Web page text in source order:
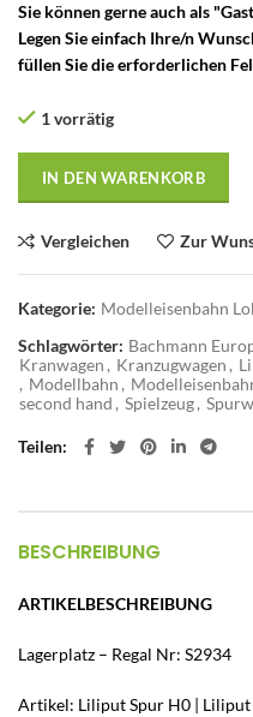
Sie können gerne auch als
Legen Sie einfach Ihre/n
füllen Sie die erforderlichen
1 vorrätig
IN DEN WARENKORB
Vergleichen Zur
Kategorie: Modelleisenbahn
Schlagwörter: Bachmann
Kranwagen , Kranzugwagen ,
, Modellbahn ,
second hand , Spielzeug,
Teilen
BESCHREIBUNG
ARTIKELBESCHREIBUNG
Lagerplatz – Regal Nr: S2934
Artikel: Liliput Spur H0 | Liliput